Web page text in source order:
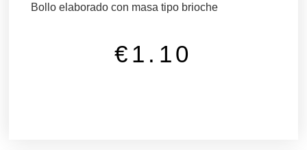
Bollo elaborado con masa tipo brioche
€ 1.10